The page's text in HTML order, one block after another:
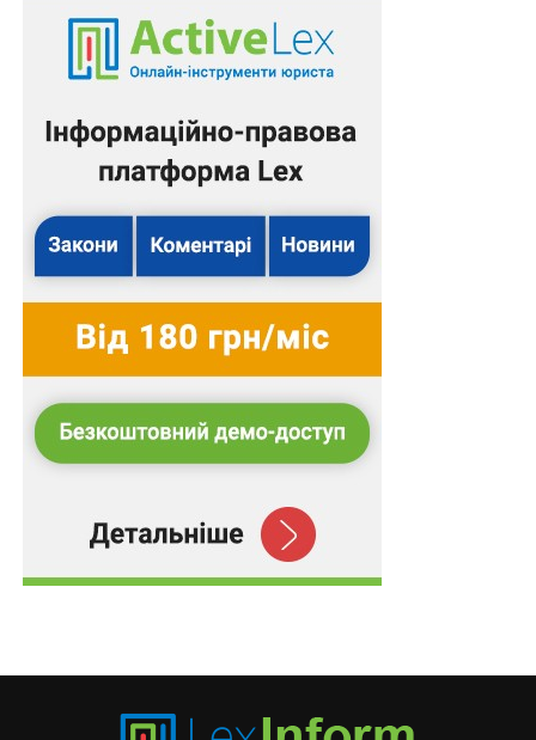
Отже, Верховний Суд ухвалу апеляційного суду про
відмову у відкритті апеляційного провадження на
призначив новий розгляд у суді апеляційної інстанції.
Підготував Леонід Лазебний
Повний текст рішення
З іншими правовими позиціями Верховного Суду,
ознайомитися в аналітично-правовій системі
Схожі статті:
Спір про відшкодування шкоди, завданої
державі внаслідок втрати
військовослужбовцем…
публікації в якій…
Спір щодо підготовки та укладення договору